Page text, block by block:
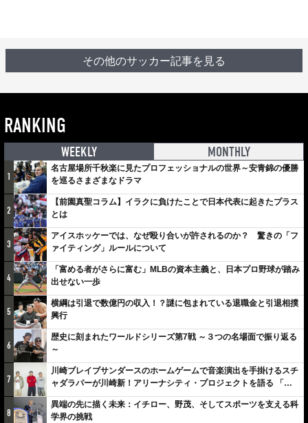
その他のサッカー記事を見る
RANKING
WEEKLY MONTHLY
1
名古屋場所千秋楽に見たプロフェッショナルの世界～安青錦の優勝
を巡るさまざまなドラマ
2
【前園真聖コラム】イラクに負けたことで日本代表に起きたプラス
とは
3
アイスホッケーでは、なぜ殴り合いが許されるのか？ 驚きの「フ
ァイティング」ルールについて
4
「富める者がさらに富む」MLBの資本主義と、日本プロ野球が踏み
出せない一歩
5
横綱は引退で数億円の収入！？謎に包まれている退職金と引退相撲
興行
6
歴史に刻まれたワールドシリーズ第7戦 ～３つの名場面で振り返る
～
7
川崎ブレイブサンダースのホームゲームで音楽演出を手掛けるスチ
ャダラパーが川崎新！アリーナシティ・プロジェクトを語る 「楽
しみでしかないでしょ。川崎は、ずっと成長曲線だから」
8
異端の先に描く未来：イチロー、野茂、そしてスポーツを支える科
学界の挑戦